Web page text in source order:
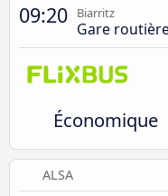
09:20 Biarritz
Gare
Économique
ALSA